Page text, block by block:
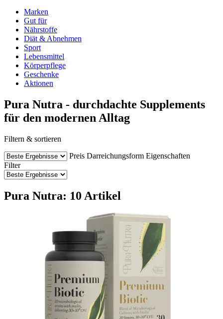
Marken
Gut für
Nährstoffe
Diät & Abnehmen
Sport
Lebensmittel
Körperpflege
Geschenke
Aktionen
Pura Nutra - durchdachte Supplements
für den modernen Alltag
Filtern & sortieren
Preis Darreichungsform Eigenschaften
Filter
Pura Nutra: 10 Artikel